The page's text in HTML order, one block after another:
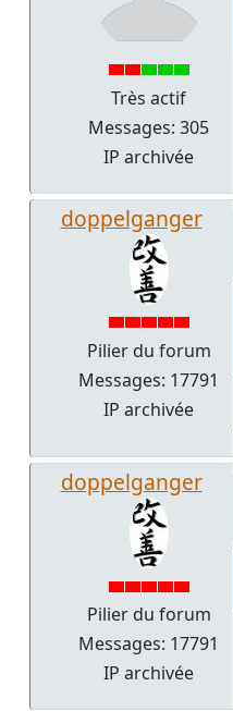
Très actif
Messages: 305
IP archivée
doppelganger
Pilier du forum
Messages: 17791
IP archivée
doppelganger
Pilier du forum
Messages: 17791
IP archivée